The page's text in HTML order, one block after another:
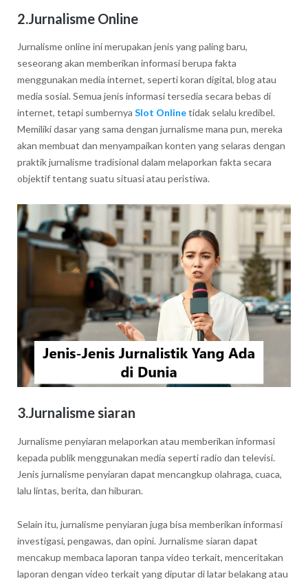
2.Jurnalisme Online
Jurnalisme online ini merupakan jenis yang paling baru,
seseorang akan memberikan informasi berupa fakta
menggunakan media internet, seperti koran digital, blog atau
media sosial. Semua jenis informasi tersedia secara bebas di
internet, tetapi sumbernya Slot Onlinetidak selalu kredibel.
Memiliki dasar yang sama dengan jurnalisme mana pun, mereka
akan membuat dan menyampaikan konten yang selaras dengan
praktik jurnalisme tradisional dalam melaporkan fakta secara
objektif tentang suatu situasi atau peristiwa.
3.Jurnalisme siaran
Jurnalisme penyiaran melaporkan atau memberikan informasi
kepada publik menggunakan media seperti radio dan televisi.
Jenis jurnalisme penyiaran dapat mencangkup olahraga, cuaca,
lalu lintas, berita, dan hiburan.
Selain itu, jurnalisme penyiaran juga bisa memberikan informasi
investigasi, pengawas, dan opini. Jurnalisme siaran dapat
mencakup membaca laporan tanpa video terkait, menceritakan
laporan dengan video terkait yang diputar di latar belakang atau